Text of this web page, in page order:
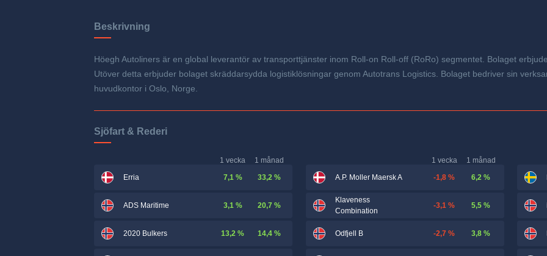
Beskrivning
Höegh Autoliners är en global leverantör av transporttjänster inom Roll-on Roll-off (RoRo) segmentet. Bolaget
Utöver detta erbjuder bolaget skräddarsydda logistiklösningar genom Autotrans Logistics. Bolaget bedriver sin
huvudkontor i Oslo, Norge.
Sjöfart & Rederi
1 vecka
1 månad
Erria
7,1 % 33,2 %
ADS Maritime 3,1 % 20,7 %
2020 Bulkers 13,2 % 14,4 %
1 vecka
1 månad
A.P. Moller Maersk A
-1,8 % 6,2 %
Klaveness
Combination
-3,1 % 5,5 %
Odfjell B -2,7 % 3,8 %